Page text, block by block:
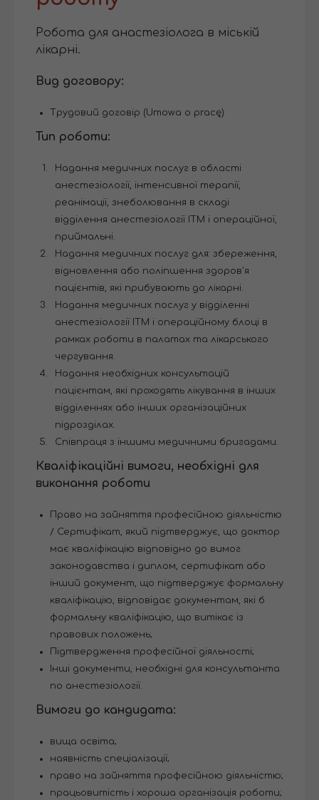
Робота для анастезіолога в міській
лікарні.
Вид договору:
Трудовий договір (Umowa o pracę)
Тип роботи:
Надання медичних послуг в області
анестезіології, інтенсивної терапії,
реанімації, знеболювання в складі
відділення анестезіології ІТМ і операційної,
приймальні.
Надання медичних послуг для: збереження,
відновлення або поліпшення здоров'я
пацієнтів, які прибувають до лікарні.
Надання медичних послуг у відділенні
анестезіології ІТМ і операційному блоці в
рамках роботи в палатах та лікарського
чергування.
Надання необхідних консультацій
пацієнтам, які проходять лікування в інших
відділеннях або інших організаційних
підрозділах.
Співпраця з іншими медичними бригадами.
Кваліфікаційні вимоги, необхідні для
виконання роботи
Право на зайняття професійною діяльністю
/ Сертифікат, який підтверджує, що доктор
має кваліфікацію відповідно до вимог
законодавства і диплом, сертифікат або
інший документ, що підтверджує формальну
кваліфікацію, відповідає документам, які б
формальну кваліфікацію, що витікає із
правових положень;
Підтвердження професійної діяльності;
Інші документи, необхідні для консультанта
по анестезіології.
Вимоги до кандидата:
вища освіта;
наявність спеціалізації;
право на зайняття професійною діяльністю;
працьовитість і хороша організація роботи;